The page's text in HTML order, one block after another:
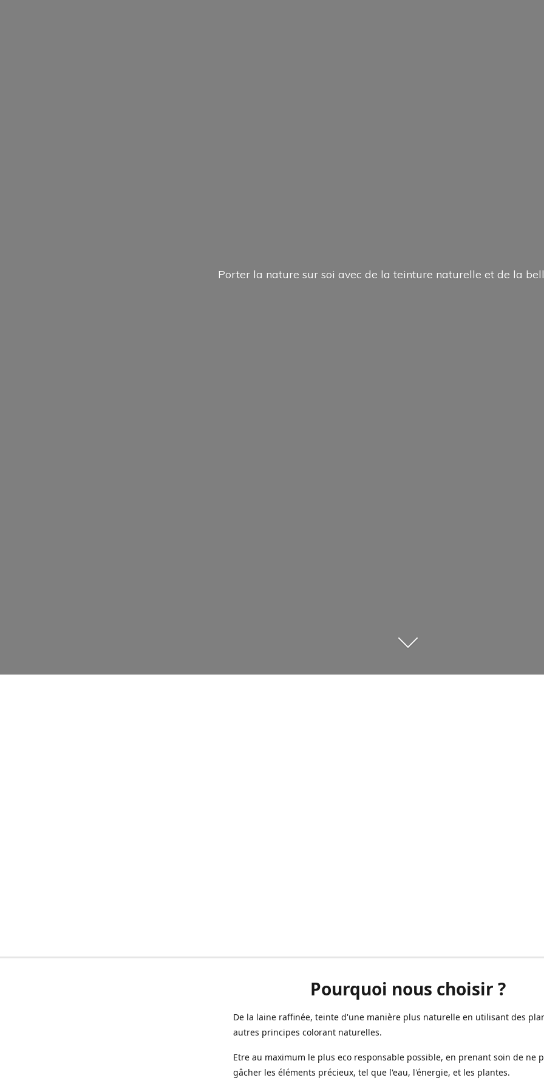
Porter la nature sur soi avec de la teinture naturelle et de la
Pourquoi nous choisir ?
De la laine raffinée, teinte d'une manière plus naturelle en utilisant des
autres principes colorant naturelles.
Etre au maximum le plus eco responsable possible, en prenant soin de ne
gâcher les éléments précieux, tel que l'eau, l'énergie, et les plantes.